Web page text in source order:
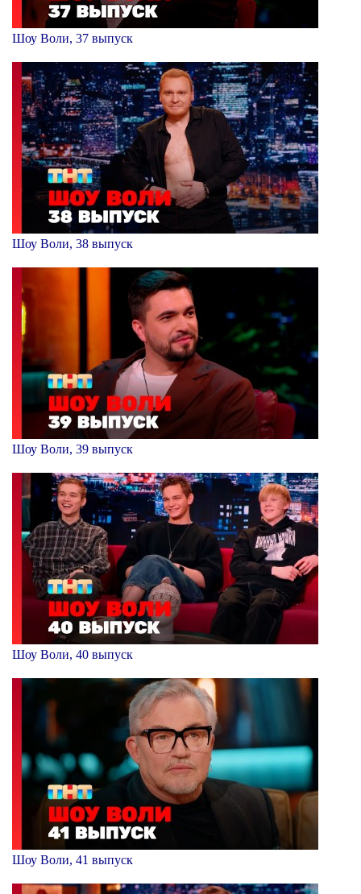
Шоу Воли, 37 выпуск
Шоу Воли, 38 выпуск
Шоу Воли, 39 выпуск
Шоу Воли, 40 выпуск
Шоу Воли, 41 выпуск